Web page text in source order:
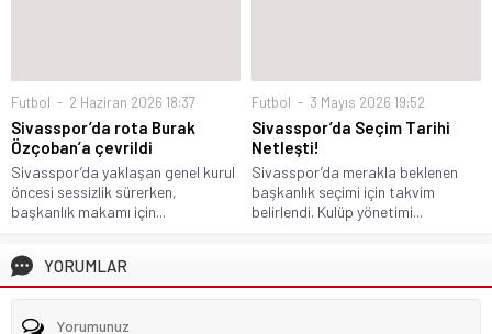
Futbol 2 Haziran 2026 18:37
Sivasspor’da rota Burak
Özçoban’a çevrildi
Sivasspor’da yaklaşan genel kurul
öncesi sessizlik sürerken,
başkanlık makamı için...
Futbol 3 Mayıs 2026 19:52
Sivasspor’da Seçim Tarihi
Netleşti!
Sivasspor’da merakla beklenen
başkanlık seçimi için takvim
belirlendi. Kulüp yönetimi...
YORUMLAR